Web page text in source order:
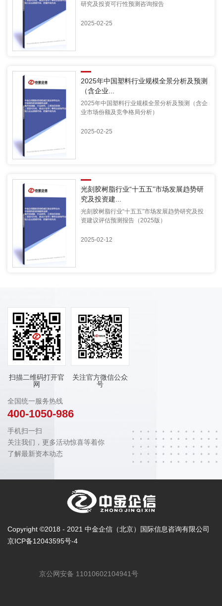
研究及投资可行性预测咨询报告
2025-02-25
2025年中国塑料行业规模全景分析及预测
（含企业...
2025年中国塑料行业规模全景分析及预测（含企
业市场份额及竞争格局分析）
2025-02-25
光刻胶树脂行业“十五五”市场发展趋势研
究及投资建...
光刻胶树脂行业“十五五”市场发展趋势研究及投
资建议评估预测报告（2025版）
2025-02-12
扫描二维码打开官
网
关注官方微信公众
号
全国统一服务热线
400-1050-986
手机扫一扫
关注我们，更多活动惊喜等着你
了解最新资本动态
Copyright ©2018 - 2021 中金企信（北京）国际信息咨询有限公司
京ICP备12043595号-4
京公网安备 11010602104941号